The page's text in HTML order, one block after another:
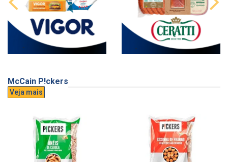
McCain P!ckers
Veja mais